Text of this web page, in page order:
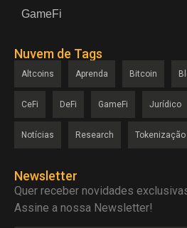
GameFi
Nuvem de Tags
Altcoins Aprenda Bitcoin
CeFi DeFi GameFi Jurídico
Notícias Research Tokenização
Newsletter
Quer receber novidades
Assine a nossa Newsletter!